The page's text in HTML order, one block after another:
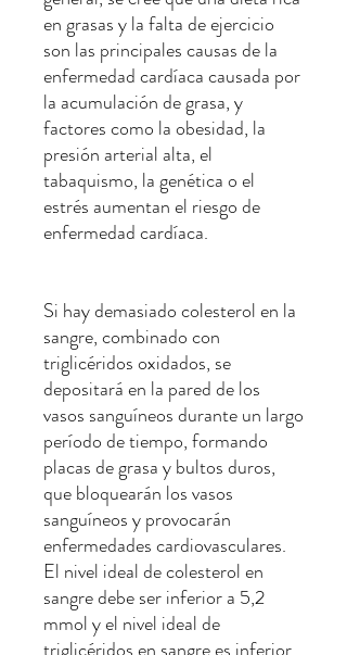
en grasas y la falta de ejercicio
son las principales causas de la
enfermedad cardíaca causada por
la acumulación de grasa, y
factores como la obesidad, la
presión arterial alta, el
tabaquismo, la genética o el
estrés aumentan el riesgo de
enfermedad cardíaca.
Si hay demasiado colesterol en la
sangre, combinado con
triglicéridos oxidados, se
depositará en la pared de los
vasos sanguíneos durante un largo
período de tiempo, formando
placas de grasa y bultos duros,
que bloquearán los vasos
sanguíneos y provocarán
enfermedades cardiovasculares.
El nivel ideal de colesterol en
sangre debe ser inferior a 5,2
mmol y el nivel ideal de